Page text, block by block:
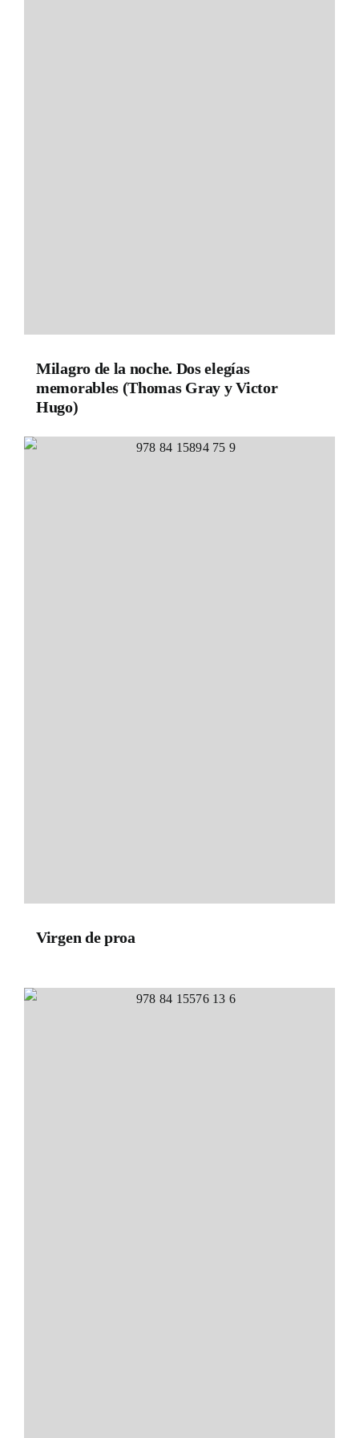
Milagro de la noche. Dos elegías
memorables (Thomas Gray y Victor
Hugo)
Virgen de proa